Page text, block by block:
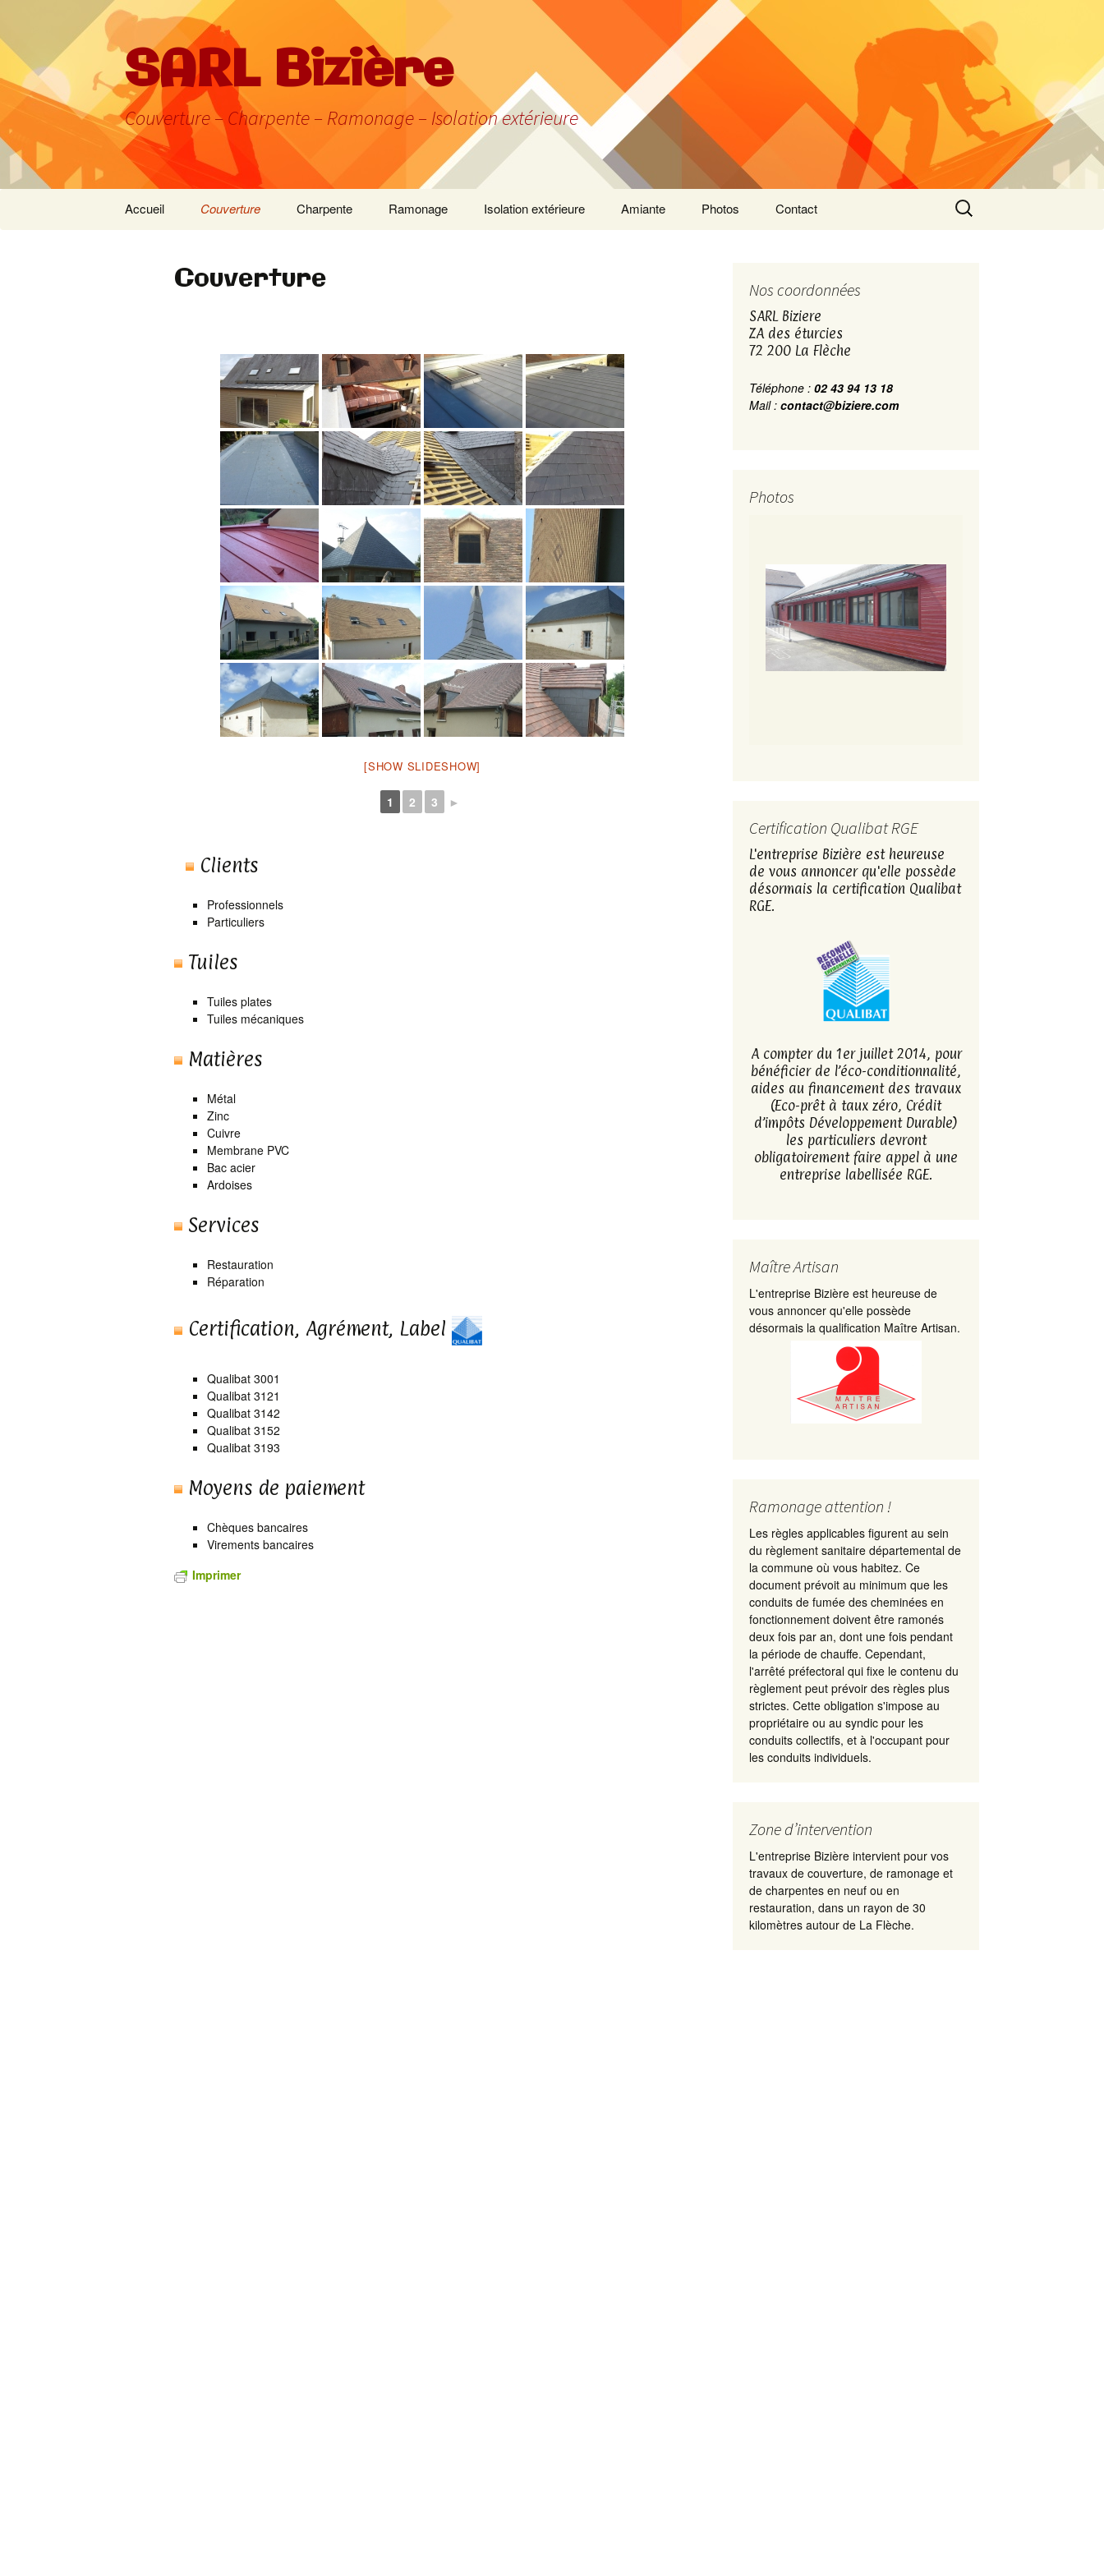
SARL Bizière
Couverture – Charpente – Ramonage – Isolation extérieure
content
Accueil Couverture Charpente Ramonage Isolation extérieure Amiante Photos Contact
Rechercher :
Couverture
[SHOW SLIDESHOW]
1 2 3 ►
Clients
Professionnels
Particuliers
Tuiles
Tuiles plates
Tuiles mécaniques
Matières
Métal
Zinc
Cuivre
Membrane PVC
Bac acier
Ardoises
Services
Restauration
Réparation
Certification, Agrément, Label
Qualibat 3001
Qualibat 3121
Qualibat 3142
Qualibat 3152
Qualibat 3193
Moyens de paiement
Chèques bancaires
Virements bancaires
Imprimer
Nos coordonnées
SARL Biziere
ZA des éturcies
72 200 La Flèche
Téléphone : 02 43 94 13 18
Mail : contact@biziere.com
Photos
Certification Qualibat RGE
L'entreprise Bizière est heureuse
de vous annoncer qu'elle possède
désormais la certification Qualibat
RGE.
A compter du 1er juillet 2014, pour
bénéficier de l’éco-conditionnalité,
aides au financement des travaux
(Eco-prêt à taux zéro, Crédit
d’impôts Développement Durable)
les particuliers devront
obligatoirement faire appel à une
entreprise labellisée RGE.
Maître Artisan
L'entreprise Bizière est heureuse de
vous annoncer qu'elle possède
désormais la qualification Maître Artisan.
Ramonage attention !
Les règles applicables figurent au sein
du règlement sanitaire départemental de
la commune où vous habitez. Ce
document prévoit au minimum que les
conduits de fumée des cheminées en
fonctionnement doivent être ramonés
deux fois par an, dont une fois pendant
la période de chauffe. Cependant,
l'arrêté préfectoral qui fixe le contenu du
règlement peut prévoir des règles plus
strictes. Cette obligation s'impose au
propriétaire ou au syndic pour les
conduits collectifs, et à l'occupant pour
les conduits individuels.
Zone d’intervention
L'entreprise Bizière intervient pour vos
travaux de couverture, de ramonage et
de charpentes en neuf ou en
restauration, dans un rayon de 30
kilomètres autour de La Flèche.